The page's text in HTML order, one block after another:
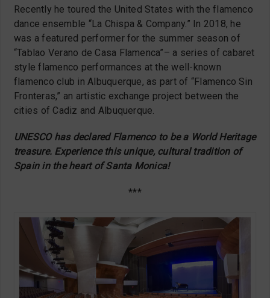
Recently he toured the United States with the flamenco
dance ensemble “La Chispa & Company.” In 2018, he
was a featured performer for the summer season of
“Tablao Verano de Casa Flamenca”– a series of cabaret
style flamenco performances at the well-known
flamenco club in Albuquerque, as part of “Flamenco Sin
Fronteras,” an artistic exchange project between the
cities of Cadiz and Albuquerque.
UNESCO has declared Flamenco to be a World Heritage
treasure. Experience this unique, cultural tradition of
Spain in the heart of Santa Monica!
***